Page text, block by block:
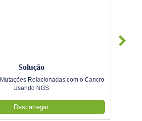
Solução
Relacionadas com o Cancro
Usando NGS
Descarregar